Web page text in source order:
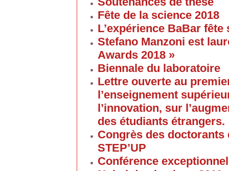
Fête de la science 2018
L’expérience BaBar fête
Stefano Manzoni est
Awards 2018 »
Biennale du laboratoire
Lettre ouverte au
l’enseignement
l’innovation, sur
des étudiants étrangers.
Congrès des doctorants
STEP’UP
Conférence